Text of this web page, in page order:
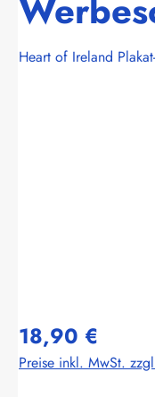
Heart of Ireland
18,90 €
Preise inkl. MwSt.